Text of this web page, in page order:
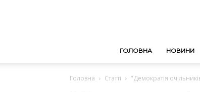
ГОЛОВНА НОВИНИ
Головна Статті "Демократія